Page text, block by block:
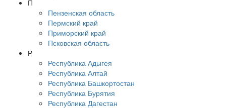
П
Пензенская область
Пермский край
Приморский край
Псковская область
Р
Республика Адыгея
Республика Алтай
Республика Башкортостан
Республика Бурятия
Республика Дагестан